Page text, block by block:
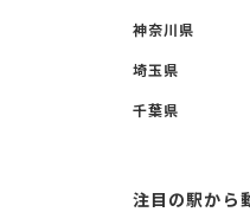
神奈川県
埼玉県
千葉県
注目の駅から